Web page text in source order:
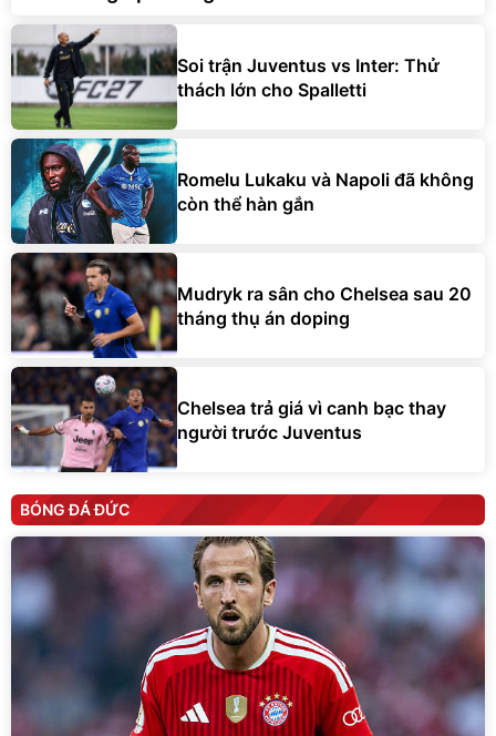
Soi trận Juventus vs Inter: Thử
thách lớn cho Spalletti
Romelu Lukaku và Napoli đã không
còn thể hàn gắn
Mudryk ra sân cho Chelsea sau 20
tháng thụ án doping
Chelsea trả giá vì canh bạc thay
người trước Juventus
BÓNG ĐÁ ĐỨC